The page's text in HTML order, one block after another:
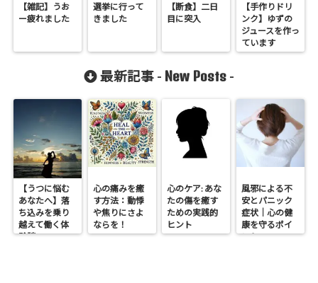
【雑記】うお
ー疲れました
選挙に行って
きました
【断食】二日
目に突入
【手作りドリ
ンク】ゆずの
ジュースを作っ
ています
最新記事 - New Posts -
【うつに悩む
あなたへ】落
ち込みを乗り
越えて働く体
験談
心の痛みを癒
す方法：動悸
や焦りにさよ
ならを！
心のケア: あな
たの傷を癒す
ための実践的
ヒント
風邪による不
安とパニック
症状｜心の健
康を守るポイ
ント